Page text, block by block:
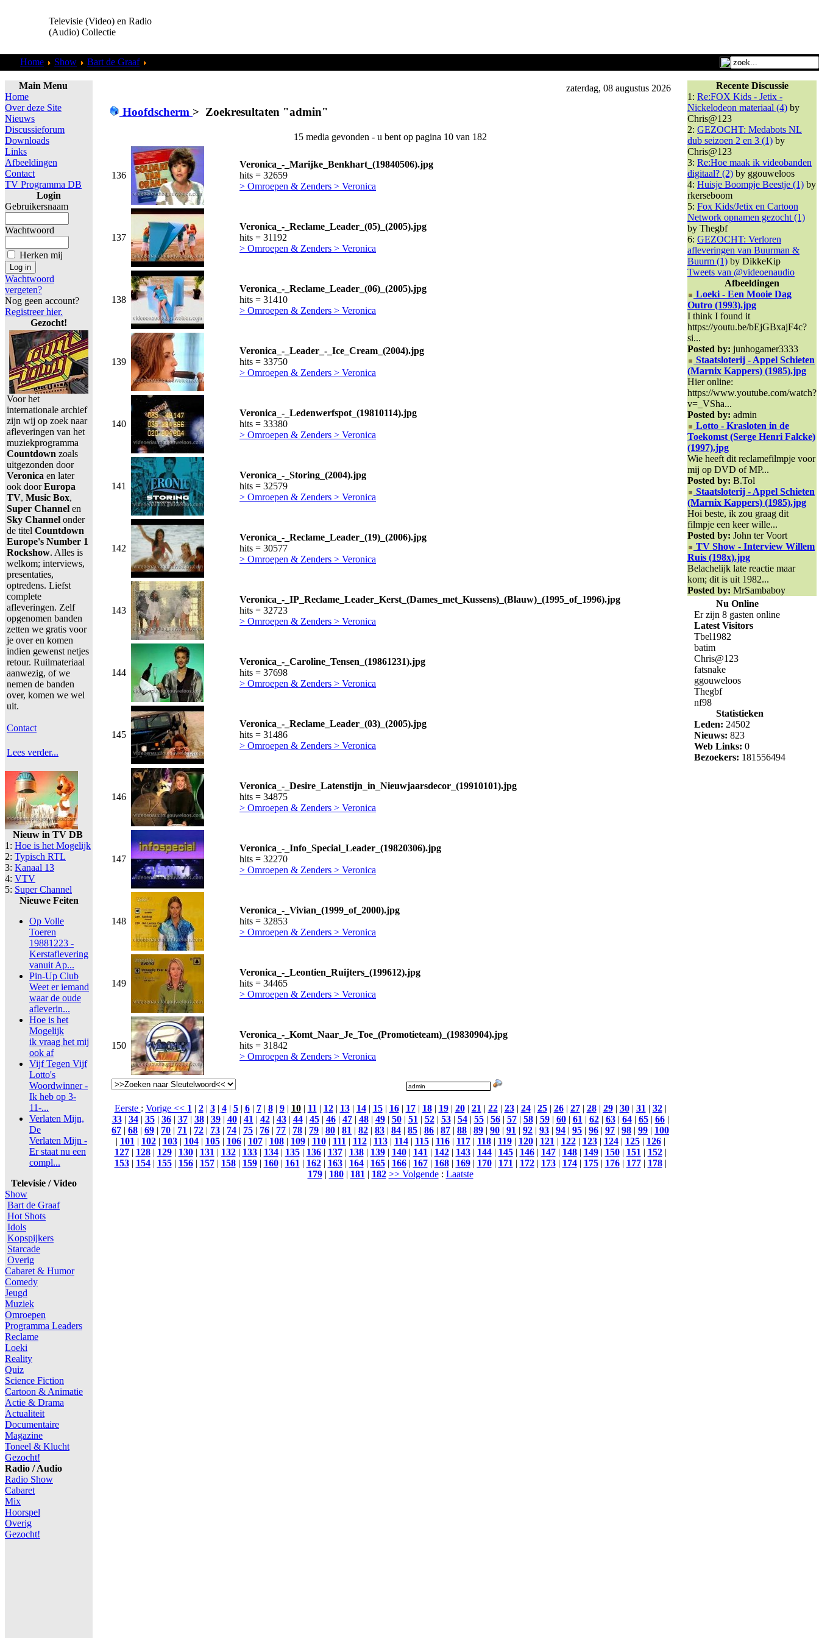
Televisie (Video) en Radio
(Audio) Collectie
Home Show Bart de Graaf
Main Menu
Home
Over deze Site
Nieuws
Discussieforum
Downloads
Links
Afbeeldingen
Contact
TV Programma DB
Login
Gebruikersnaam
Wachtwoord
Herken mij
Wachtwoord
vergeten?
Nog geen account?
Registreer hier.
Gezocht!
Voor het
internationale archief
zijn wij op zoek naar
afleveringen van het
muziekprogramma
Countdown zoals
uitgezonden door
Veronica en later
ook doorEuropa
TV, Music Box,
Super Channel en
Sky Channel onder
de titel Countdown
Europe's Number 1
Rockshow. Alles is
welkom; interviews,
presentaties,
optredens. Liefst
complete
afleveringen. Zelf
opgenomen banden
zetten we gratis voor
je over en komen
indien gewenst netjes
retour. Ruilmateriaal
aanwezig, of we
nemen de banden
over, komen we wel
uit.
Contact
Lees verder...
Nieuw in TV DB
1: Hoe is het Mogelijk
2: Typisch RTL
3: Kanaal 13
4: VTV
5: Super Channel
Nieuwe Feiten
Op Volle
Toeren
19881223 -
Kerstaflevering
vanuit Ap...
Pin-Up Club
Weet er iemand
waar de oude
afleverin...
Hoe is het
Mogelijk
ik vraag het mij
ook af
Vijf Tegen Vijf
Lotto's
Woordwinner -
Ik heb op 3-
11-...
Verlaten Mijn,
De
Verlaten Mijn -
Er staat nu een
compl...
Televisie / Video
Show
Bart de Graaf
Hot Shots
Idols
Kopspijkers
Starcade
Overig
Cabaret & Humor
Comedy
Jeugd
Muziek
Omroepen
Programma Leaders
Reclame
Loeki
Reality
Quiz
Science Fiction
Cartoon & Animatie
Actie & Drama
Actualiteit
Documentaire
Magazine
Toneel & Klucht
Gezocht!
Radio / Audio
Radio Show
Cabaret
Mix
Hoorspel
Overig
Gezocht!
zaterdag, 08 augustus 2026
Hoofdscherm > Zoekresultaten "admin"
15 media gevonden - u bent op pagina 10 van 182
136
Veronica_-_Marijke_Benkhart_(19840506).jpg
hits = 32659
> Omroepen & Zenders > Veronica
137
Veronica_-_Reclame_Leader_(05)_(2005).jpg
hits = 31192
> Omroepen & Zenders > Veronica
138
Veronica_-_Reclame_Leader_(06)_(2005).jpg
hits = 31410
> Omroepen & Zenders > Veronica
139
Veronica_-_Leader_-_Ice_Cream_(2004).jpg
hits = 33750
> Omroepen & Zenders > Veronica
140
Veronica_-_Ledenwerfspot_(19810114).jpg
hits = 33380
> Omroepen & Zenders > Veronica
141
Veronica_-_Storing_(2004).jpg
hits = 32579
> Omroepen & Zenders > Veronica
142
Veronica_-_Reclame_Leader_(19)_(2006).jpg
hits = 30577
> Omroepen & Zenders > Veronica
143
Veronica_-_IP_Reclame_Leader_Kerst_(Dames_met_Kussens)_(Blauw)_(1995_of_1996).jpg
hits = 32723
> Omroepen & Zenders > Veronica
144
Veronica_-_Caroline_Tensen_(19861231).jpg
hits = 37698
> Omroepen & Zenders > Veronica
145
Veronica_-_Reclame_Leader_(03)_(2005).jpg
hits = 31486
> Omroepen & Zenders > Veronica
146
Veronica_-_Desire_Latenstijn_in_Nieuwjaarsdecor_(19910101).jpg
hits = 34875
> Omroepen & Zenders > Veronica
147
Veronica_-_Info_Special_Leader_(19820306).jpg
hits = 32270
> Omroepen & Zenders > Veronica
148
Veronica_-_Vivian_(1999_of_2000).jpg
hits = 32853
> Omroepen & Zenders > Veronica
149
Veronica_-_Leontien_Ruijters_(199612).jpg
hits = 34465
> Omroepen & Zenders > Veronica
150
Veronica_-_Komt_Naar_Je_Toe_(Promotieteam)_(19830904).jpg
hits = 31842
> Omroepen & Zenders > Veronica
Eerste : Vorige << 1| 2| 3| 4| 5| 6| 7| 8| 9| 10| 11| 12| 13| 14| 15| 16| 17| 18| 19| 20| 21| 22| 23| 24| 25| 26| 27| 28| 29| 30| 31| 32|
33| 34| 35| 36| 37| 38| 39| 40| 41| 42| 43| 44| 45| 46| 47| 48| 49| 50| 51| 52| 53| 54| 55| 56| 57| 58| 59| 60| 61| 62| 63| 64| 65| 66|
67 | 68 | 69 | 70 | 71 | 72 | 73 | 74 | 75 | 76 | 77 | 78 | 79 | 80 | 81 | 82 | 83 | 84 | 85 | 86 | 87 | 88 | 89 | 90 | 91 | 92 | 93 | 94 | 95 | 96 | 97 | 98 | 99 | 100
| 101| 102| 103| 104| 105| 106| 107| 108| 109| 110| 111| 112| 113| 114| 115| 116| 117| 118| 119| 120| 121| 122| 123| 124| 125| 126|
127| 128| 129| 130| 131| 132| 133| 134| 135| 136| 137| 138| 139| 140| 141| 142| 143| 144| 145| 146| 147| 148| 149| 150| 151| 152|
153| 154| 155| 156| 157| 158| 159| 160| 161| 162| 163| 164| 165| 166| 167| 168| 169| 170| 171| 172| 173| 174| 175| 176| 177| 178|
179| 180| 181| 182 >> Volgende: Laatste
Recente Discussie
1: Re:FOX Kids - Jetix -
Nickelodeon materiaal (4) by
Chris@123
2: GEZOCHT: Medabots NL
dub seizoen 2 en 3 (1) by
Chris@123
3: Re:Hoe maak ik videobanden
digitaal? (2) by ggouweloos
4: Huisje Boompje Beestje (1) by
rkerseboom
5: Fox Kids/Jetix en Cartoon
Network opnamen gezocht (1)
by Thegbf
6: GEZOCHT: Verloren
afleveringen van Buurman &
Buurm (1) by DikkeKip
Tweets van @videoenaudio
Afbeeldingen
Loeki - Een Mooie Dag
Outro (1993).jpg
I think I found it
https://youtu.be/bEjGBxajF4c?
si...
Posted by: junhogamer3333
Staatsloterij - Appel Schieten
(Marnix Kappers) (1985).jpg
Hier online:
https://www.youtube.com/watch?
v=_VSha...
Posted by: admin
Lotto - Krasloten in de
Toekomst (Serge Henri Falcke)
(1997).jpg
Wie heeft dit reclamefilmpje voor
mij op DVD of MP...
Posted by: B.Tol
Staatsloterij - Appel Schieten
(Marnix Kappers) (1985).jpg
Hoi beste, ik zou graag dit
filmpje een keer wille...
Posted by: John ter Voort
TV Show - Interview Willem
Ruis (198x).jpg
Belachelijk late reactie maar
kom; dit is uit 1982...
Posted by: MrSambaboy
Nu Online
Er zijn 8 gasten online
Latest Visitors
Tbel1982
batim
Chris@123
fatsnake
ggouweloos
Thegbf
nf98
Statistieken
Leden: 24502
Nieuws: 823
Web Links: 0
Bezoekers: 181556494